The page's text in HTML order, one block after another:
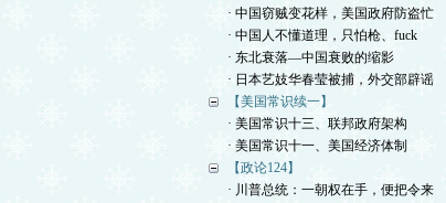
· 中国窃贼变花样，美国政府防盗忙
· 中国人不懂道理，只怕枪、fuck
· 东北衰落—中国衰败的缩影
· 日本艺妓华春莹被捕，外交部辟谣
【美国常识续一】
· 美国常识十三、联邦政府架构
· 美国常识十一、美国经济体制
【政论124】
· 川普总统：一朝权在手，便把令来